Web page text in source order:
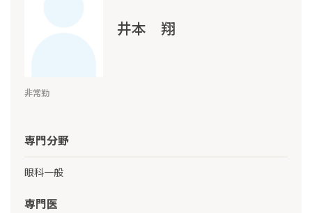
井本 翔
非常勤
専門分野
眼科一般
専門医